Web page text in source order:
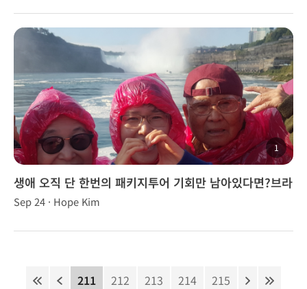
1
생애 오직 단 한번의 패키지투어 기회만 남아있다면?브라
이언, 브니장군님과 함께!
Sep 24 · Hope Kim
211 212 213 214 215